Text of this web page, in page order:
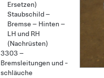
Ersetzen)
Staubschild –
Bremse – Hinten –
LH und RH
(Nachrüsten)
3303 –
Bremsleitungen und -
schläuche